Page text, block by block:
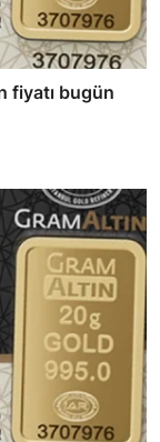
fiyatı bugün